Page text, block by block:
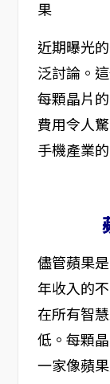
近期曝光
泛討論。
每顆晶片
費用令人
手機產業
儘管蘋果
年收入的
在所有智
低。每顆
一家像蘋